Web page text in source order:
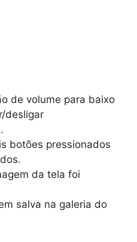
de volume para baixo
desligar
botões pressionados
da tela foi
salva na galeria do